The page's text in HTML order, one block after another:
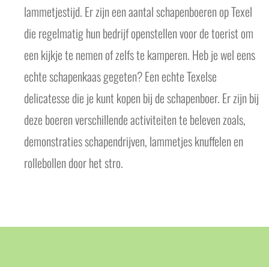
lammetjestijd. Er zijn een aantal schapenboeren op Texel
die regelmatig hun bedrijf openstellen voor de toerist om
een kijkje te nemen of zelfs te kamperen. Heb je wel eens
echte schapenkaas gegeten? Een echte Texelse
delicatesse die je kunt kopen bij de schapenboer. Er zijn bij
deze boeren verschillende activiteiten te beleven zoals,
demonstraties schapendrijven, lammetjes knuffelen en
rollebollen door het stro.